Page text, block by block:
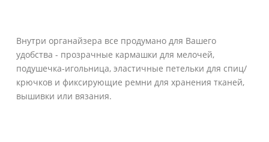
Внутри органайзера все продумано для Вашего
удобства - прозрачные кармашки для мелочей,
подушечка-игольница, эластичные петельки для спиц/
крючков и фиксирующие ремни для хранения тканей,
вышивки или вязания.